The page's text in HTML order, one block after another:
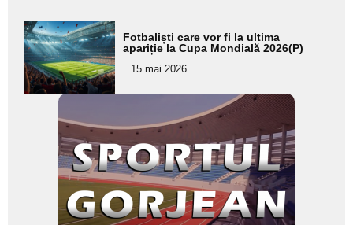
Adaugă
aici textul
pentru
subtitlu
Fotbaliști care vor fi la ultima
apariție la Cupa Mondială 2026(P)
15 mai 2026